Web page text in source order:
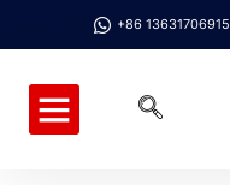
+86 13631706915